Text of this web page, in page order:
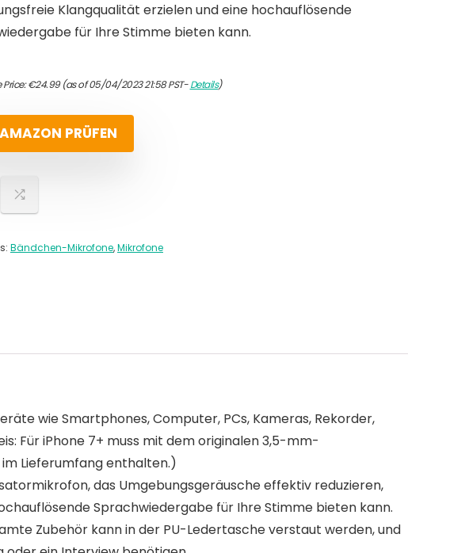
Klangqualität erzielen und eine hochauflösende
für Ihre Stimme bieten kann.
Price:€24.99(as of 05/04/2023 21:58 PST-Details)
PRÜFEN
Bändchen-Mikrofone,Mikrofone
wie Smartphones, Computer, PCs, Kameras, Rekorder,
Für iPhone 7+ muss mit dem originalen 3,5-mm-
Lieferumfang enthalten.)
das Umgebungsgeräusche effektiv reduzieren,
Sprachwiedergabe für Ihre Stimme bieten kann.
Zubehör kann in der PU-Ledertasche verstaut werden, und